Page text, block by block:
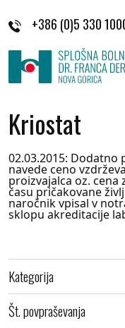
+386 (0)5 330
Kriostat
02.03.2015:
navede ceno
proizvajalca oz.
času pričakovane
naročnik vpisal v
sklopu akreditacije
Kategorija
Št. povpraševanja